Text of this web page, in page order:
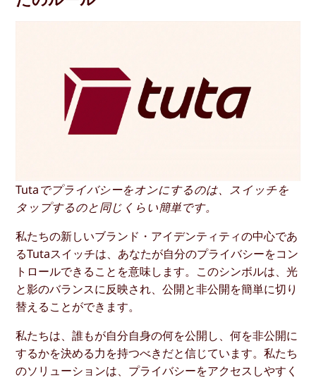
Tutaでプライバシーをオンにするのは、スイッチを
タップするのと同じくらい簡単です。
私たちの新しいブランド・アイデンティティの中心であ
るTutaスイッチは、あなたが自分のプライバシーをコン
トロールできることを意味します。このシンボルは、光
と影のバランスに反映され、公開と非公開を簡単に切り
替えることができます。
私たちは、誰もが自分自身の何を公開し、何を非公開に
するかを決める力を持つべきだと信じています。私たち
のソリューションは、プライバシーをアクセスしやすく